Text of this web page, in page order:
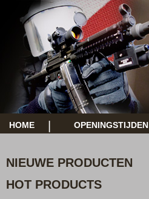
HOME OPENINGSTIJDEN
NIEUWE PRODUCTEN
HOT PRODUCTS